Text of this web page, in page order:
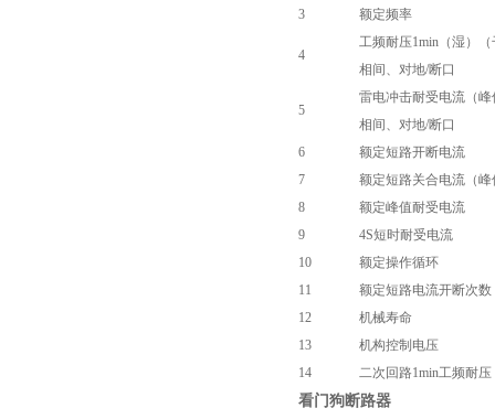
3
额定频率
4
工频耐压1min（湿）（
相间、对地/断口
5
雷电冲击耐受电流（峰
相间、对地/断口
6
额定短路开断电流
7
额定短路关合电流（峰
8
额定峰值耐受电流
9
4S短时耐受电流
10
额定操作循环
11
额定短路电流开断次数
12
机械寿命
13
机构控制电压
14
二次回路1min工频耐压
看门狗断路器